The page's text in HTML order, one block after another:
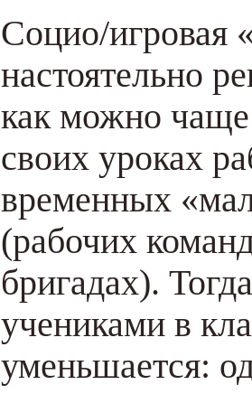
Социо/игровая
настоятельно
как можно чаще
своих уроках
временных
(рабочих
бригадах).
учениками в
уменьшается: